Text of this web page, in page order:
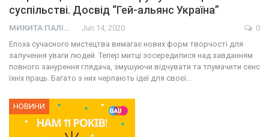
суспільстві. Досвід “Гей-альянс Україна”
МИКИТА ПАЛІЙ Jun 14, 2020
0
Епоха сучасного мистецтва вимагає нових форм творчості для
залучення уваги людей. Тепер митці зосередилися над завданням
повного занурення глядача, змушуючи відчувати та тлумачити сенс
їхніх праць. Багато з них черпають ідеї для своєї…
НОВИНИ